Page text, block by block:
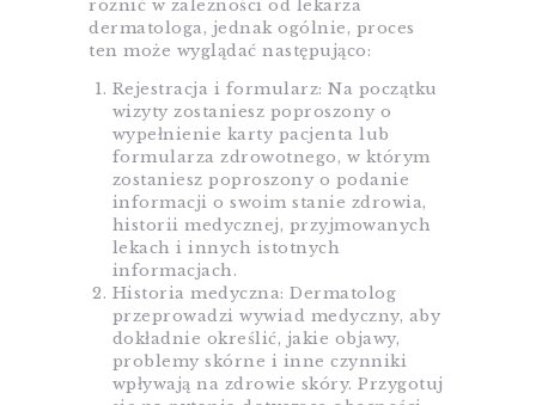
różnić w zależności od lekarza
dermatologa, jednak ogólnie, proces
ten może wyglądać następująco:
Rejestracja i formularz: Na początku
wizyty zostaniesz poproszony o
wypełnienie karty pacjenta lub
formularza zdrowotnego, w którym
zostaniesz poproszony o podanie
informacji o swoim stanie zdrowia,
historii medycznej, przyjmowanych
lekach i innych istotnych
informacjach.
Historia medyczna: Dermatolog
przeprowadzi wywiad medyczny, aby
dokładnie określić, jakie objawy,
problemy skórne i inne czynniki
wpływają na zdrowie skóry. Przygotuj